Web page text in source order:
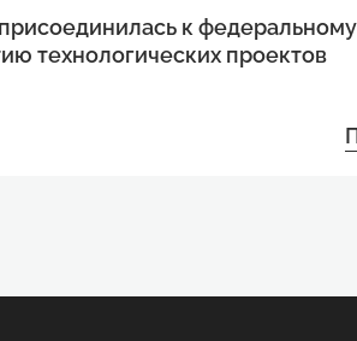
к федеральному
технологических проектов